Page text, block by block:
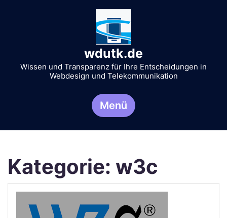
wdutk.de
Wissen und Transparenz für Ihre Entscheidungen in
Webdesign und Telekommunikation
Menü
Kategorie: w3c